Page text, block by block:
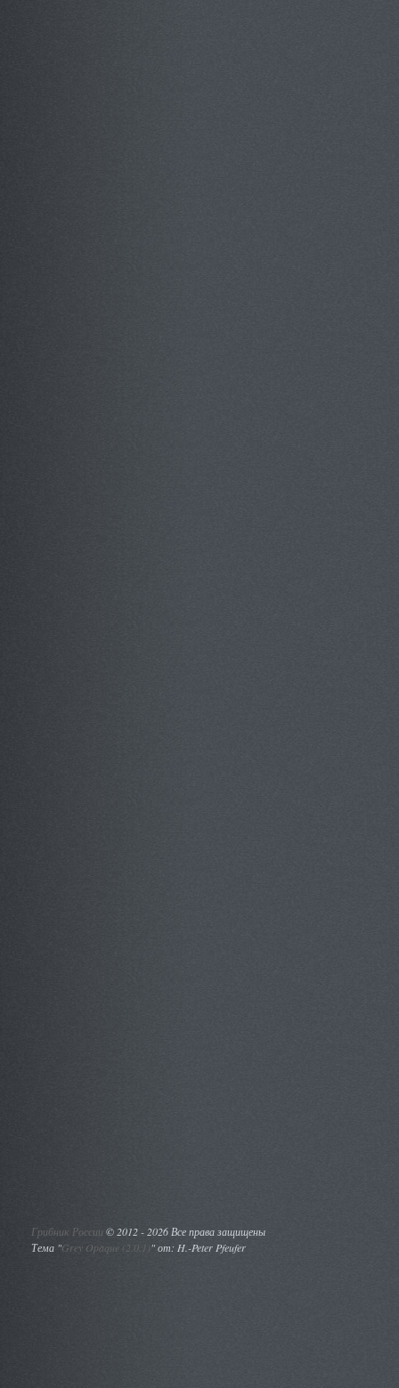
Грибник России ©2012 - 2026 Все права защищены
Тема "Grey Opaque (2.0.1)" от: H.-Peter Pfeufer